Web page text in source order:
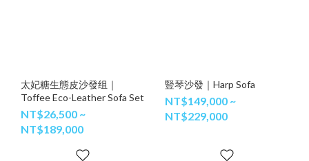
太妃糖生態皮沙發组｜
Toffee Eco-Leather Sofa Set
NT$26,500 ~
NT$189,000
豎琴沙發｜Harp Sofa
NT$149,000 ~
NT$229,000